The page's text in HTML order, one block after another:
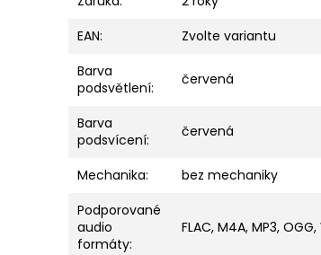
EAN:
Zvolte variantu
Barva
podsvětlení: červená
Barva
podsvícení: červená
Mechanika:
bez mechaniky
Podporované
audio
formáty:
FLAC, M4A, MP3,